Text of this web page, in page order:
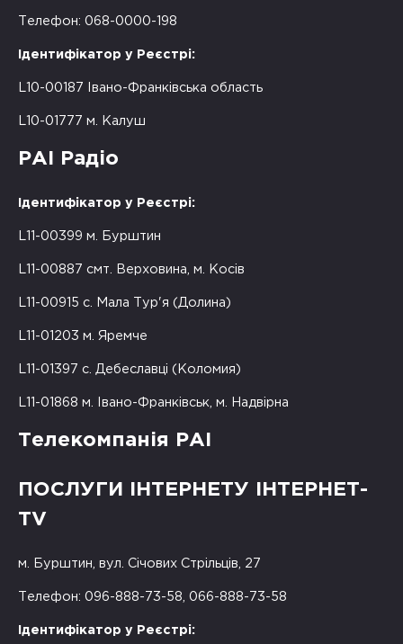
Телефон: 068-0000-198
Ідентифікатор у Реєстрі:
L10-00187 Івано-Франківська область
L10-01777 м. Калуш
РАІ Радіо
Ідентифікатор у Реєстрі:
L11-00399 м. Бурштин
L11-00887 смт. Верховина, м. Косів
L11-00915 с. Мала Тур'я (Долина)
L11-01203 м. Яремче
L11-01397 с. Дебеславці (Коломия)
L11-01868 м. Івано-Франківськ, м. Надвірна
Телекомпанія РАІ
ПОСЛУГИ ІНТЕРНЕТУ ІНТЕРНЕТ-
TV
м. Бурштин, вул. Січових Стрільців, 27
Телефон: 096-888-73-58, 066-888-73-58
Ідентифікатор у Реєстрі: